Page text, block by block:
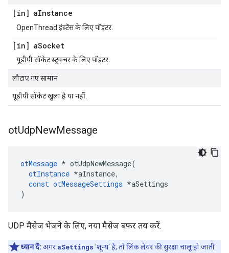
[in] aInstance
OpenThread इंस्टेंस के लिए पॉइंटर.
[in] aSocket
यूडीपी सॉकेट स्ट्रक्चर के लिए पॉइंटर.
लौटाए गए सामान
यूडीपी सॉकेट खुला है या नहीं.
otUdpNewMessage
otMessage * otUdpNewMessage(
otInstance *aInstance,
const otMessageSettings *aSettings
)
UDP मैसेज भेजने के लिए, नया मैसेज बफ़र तय करें.
ध्यान दें: अगर aSettings 'शून्य' है, तो लिंक लेयर की सुरक्षा चालू हो जाती